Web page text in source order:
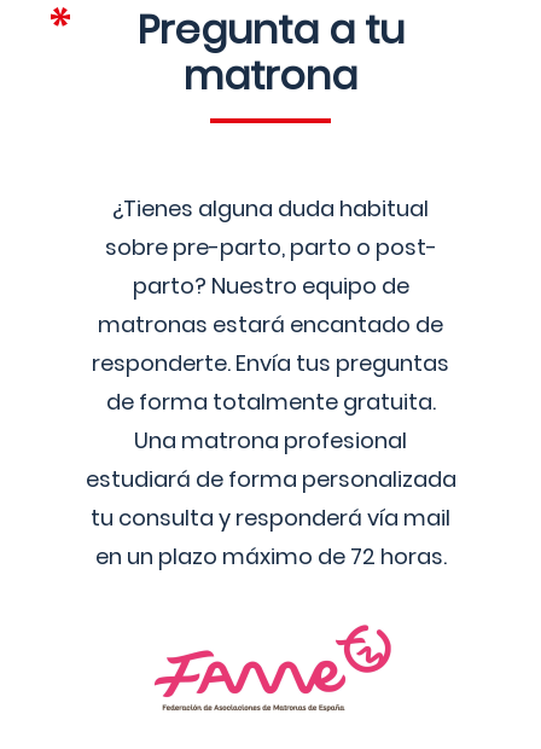
Pregunta a tu
matrona
¿Tienes alguna duda habitual
sobre pre-parto, parto o post-
parto? Nuestro equipo de
matronas estará encantado de
responderte. Envía tus preguntas
de forma totalmente gratuita.
Una matrona profesional
estudiará de forma personalizada
tu consulta y responderá vía mail
en un plazo máximo de 72 horas.